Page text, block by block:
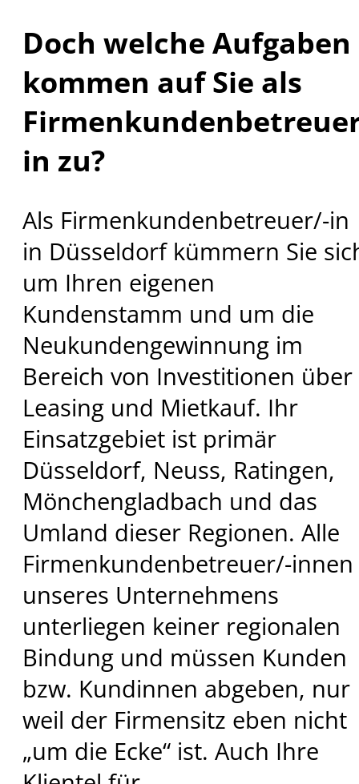
Doch welche Aufgaben
kommen auf Sie als
in zu?
Als Firmenkundenbetreuer/-in
in Düsseldorf kümmern Sie
um Ihren eigenen
Kundenstamm und um die
Neukundengewinnung im
Bereich von Investitionen über
Leasing und Mietkauf. Ihr
Einsatzgebiet ist primär
Düsseldorf, Neuss, Ratingen,
Mönchengladbach und das
Umland dieser Regionen. Alle
Firmenkundenbetreuer/-innen
unseres Unternehmens
unterliegen keiner regionalen
Bindung und müssen Kunden
bzw. Kundinnen abgeben, nur
weil der Firmensitz eben nicht
„um die Ecke“ ist. Auch Ihre